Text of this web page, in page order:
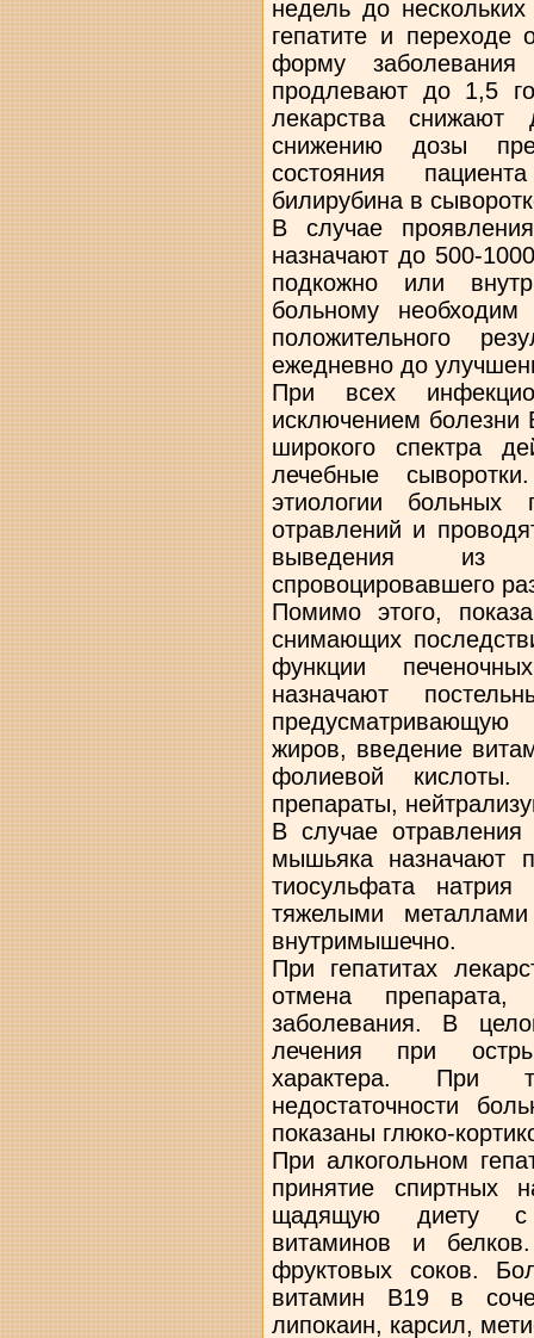
недель до
гепатите и переходе
форму заболевания
продлевают до 1,5
лекарства
снижению дозы
состояния
билирубина в
В случае
назначают до 500-
подкожно или
больному
положительного
ежедневно до
При всех
исключением болезни
широкого спектра
лечебные
этиологии больных
отравлений и
выведения из
спровоцировавшего
Помимо этого,
снимающих
функции
назначают
жиров, введение
фолиевой кислоты.
препараты,
В случае
мышьяка назначают
тиосульфата натрия
тяжелыми
внутримышечно.
При гепатитах
отмена препарата,
заболевания. В
лечения при
характера. При
недостаточности
показаны глюко-
При алкогольном
принятие спиртных
щадящую диету с
витаминов и
фруктовых соков.
витамин В19 в
липокаин, карсил,